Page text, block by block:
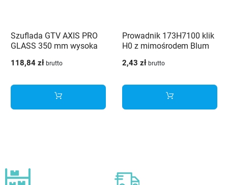
Szuflada GTV AXIS PRO
GLASS 350 mm wysoka
domyk biała
118,84 zł brutto
Prowadnik 173H7100 klik
H0 z mimośrodem Blum
2,43 zł brutto